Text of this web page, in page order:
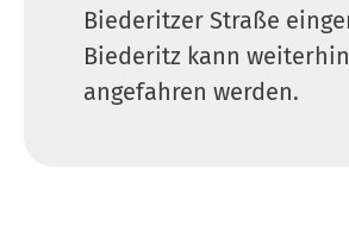
Biederitzer Straße
Biederitz kann weiterhin
angefahren werden.